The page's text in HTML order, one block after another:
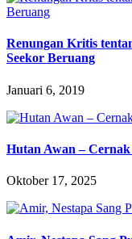
Renungan Kritis
Seekor Beruang
Januari 6, 2019
Hutan Awan –
Oktober 17, 2025